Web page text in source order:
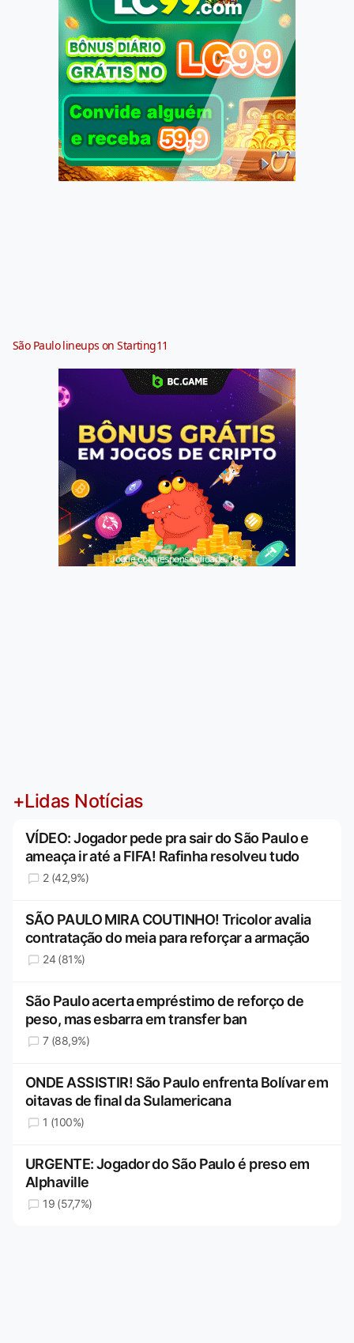
São Paulo lineups on Starting11
Jogue com responsabilidade. 18+
+Lidas Notícias
VÍDEO: Jogador pede pra sair do São Paulo e
ameaça ir até a FIFA! Rafinha resolveu tudo
2 (42,9%)
SÃO PAULO MIRA COUTINHO! Tricolor avalia
contratação do meia para reforçar a armação
24 (81%)
São Paulo acerta empréstimo de reforço de
peso, mas esbarra em transfer ban
7 (88,9%)
ONDE ASSISTIR! São Paulo enfrenta Bolívar em
oitavas de final da Sulamericana
1 (100%)
URGENTE: Jogador do São Paulo é preso em
Alphaville
19 (57,7%)